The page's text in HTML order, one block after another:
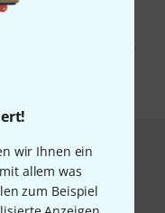
wir Ihnen ein
allem was
zum Beispiel
dem Erhalt von E-Mail-
zu. Die
finden Sie in